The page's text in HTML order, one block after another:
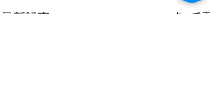
最新記事 すべて表示